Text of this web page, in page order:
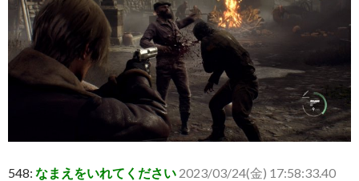
548: なまえをいれてください 2023/03/24(金) 17:58:33.40